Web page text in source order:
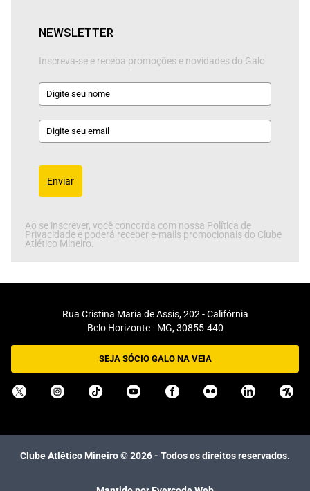
NEWSLETTER
Inscreva-se e receba promoções e novidades do Galo
Enviar
Ao se inscrever, você concorda com nossa Política de
Privacidade e poderá receber e-mails promocionais do Clube
Atlético Mineiro.
Rua Cristina Maria de Assis, 202 - Califórnia
Belo Horizonte - MG, 30855-440
SEJA SÓCIO GALO NA VEIA
Clube Atlético Mineiro ©2026- Todos os direitos reservados.